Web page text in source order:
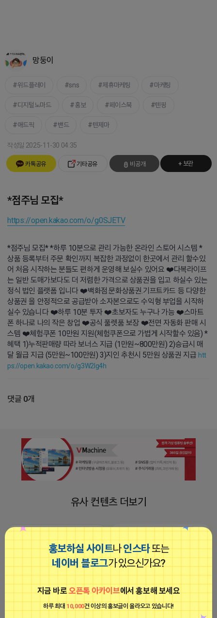
홍보하실 사이트나인스타또는
네이버 블로그가 있으신가요?
지금 바로오픈톡 아카이브에서 홍보해 보세요
하루 최대10,000건 이상의 홍보글이 올라오고 있습니다!
망둥이
위드플레이 sns 제휴마케팅 마케팅
디지털노마드 홍보 페이스북 텐핑
애드픽 밴드 텐제마
작성일 2025-11-30 04:35
카톡공유 기타공유 비공개 + 보관
*점주님 모집*
https://open.kakao.com/o/g0SJETV
*점주님 모집* *하루 10분으로 관리 가능한 온라인 스토어 시스템 *
상품 등록부터 주문 확인까지 복잡한 과정없이 한곳에서 관리 할수있
어 처음 시작하는 분들도 편하게 운영해 보실수 있어요 ❤️다복라이프
는 일반 도매가보다도 더 저렴한 가격으로 상품권을 입고 하실수 있는
정식 법인 플랫폼 입니다 ❤️백화점.문화상품권.기프트카드 등 다양한
상품권 을 안정적으로 공급받아 소자본으로도 수익형 부업을 시작하
실수 있습니다 ❤️하루 10분 투자 ❤️초보자도 누구나 가능 ❤️스마트
폰 하나로 나의 작은 창업 ❤️공식 풀렛품 보장 ❤️전면 자동화 판매 시
스템 ❤️체험쿠폰 10만원 지원(체험쿠폰으로 가볍게 시작할수 있음) *
혜택 1)누적판매량 따라 보너스 지급 (1만원~800만원) 2)승급시 매
달 월급 지급 (5만원~100만원) 3)지인 추천시 5만원 상품권 지급htt
ps://open.kakao.com/o/g3W2Ig4h
댓글 0개
유사 컨텐츠 더보기
망둥이
비공개
마케팅스토어
광고